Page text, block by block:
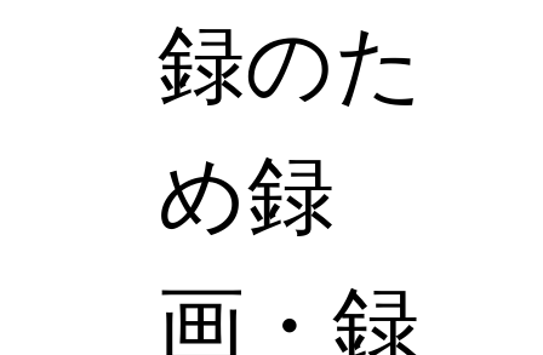
録のた
め録
画・録